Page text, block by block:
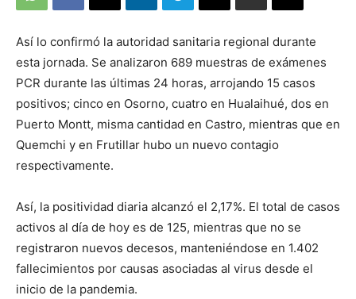
Así lo confirmó la autoridad sanitaria regional durante
esta jornada. Se analizaron 689 muestras de exámenes
PCR durante las últimas 24 horas, arrojando 15 casos
positivos; cinco en Osorno, cuatro en Hualaihué, dos en
Puerto Montt, misma cantidad en Castro, mientras que en
Quemchi y en Frutillar hubo un nuevo contagio
respectivamente.
Así, la positividad diaria alcanzó el 2,17%. El total de casos
activos al día de hoy es de 125, mientras que no se
registraron nuevos decesos, manteniéndose en 1.402
fallecimientos por causas asociadas al virus desde el
inicio de la pandemia.